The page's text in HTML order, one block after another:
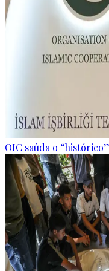
OIC saúda o